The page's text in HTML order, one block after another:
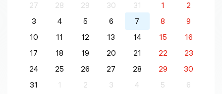
27
28 29 30 31 1
2
3
4 5 6 7 8
9
10
11 12 13 14 15
16
17
18 19 20 21 22
23
24
25 26 27 28 29
30
31
1 2 3 4 5 6